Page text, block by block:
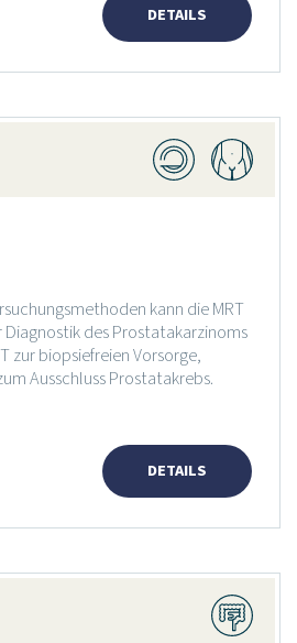
DETAILS
kann die MRT
Diagnostik des Prostatakarzinoms
zur biopsiefreien Vorsorge,
Ausschluss Prostatakrebs.
DETAILS